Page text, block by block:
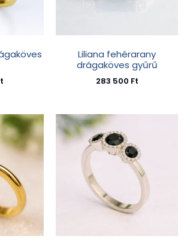
Liliana fehérarany
drágaköves gyűrű
283 500 Ft